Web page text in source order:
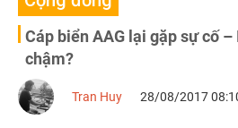
Cáp biển AAG lại gặp sự cố
chậm?
Tran Huy 28/08/2017